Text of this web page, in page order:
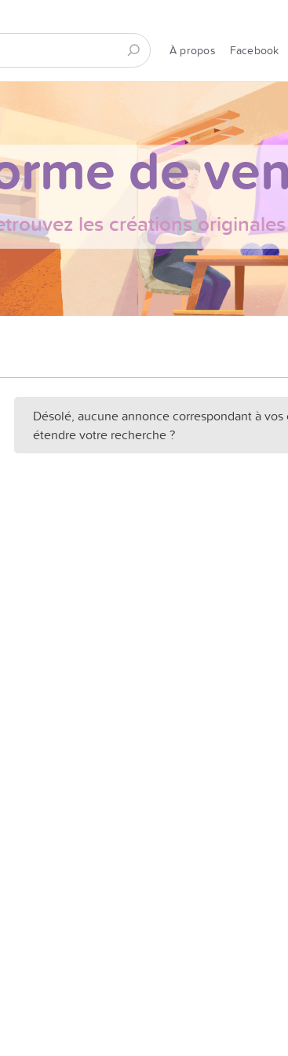
À propos Facebook
de
les créations
Désolé, aucune annonce correspondant à
étendre votre recherche ?